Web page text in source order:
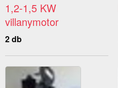
1,2-1,5 KW
villanymotor
2 db